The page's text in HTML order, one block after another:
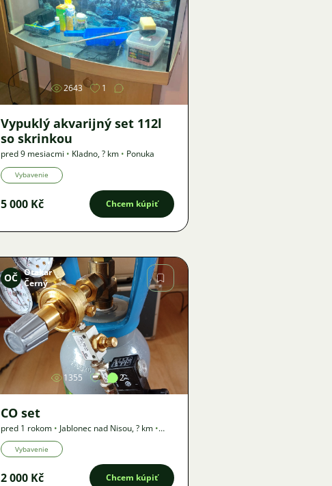
Obrázok
2643 1
Vypuklý akvarijný set 112l
so skrinkou
pred 9 mesiacmi • Kladno,? km • Ponuka
Vybavenie
5 000 Kč Chcem kúpiť
Obrázok
OČ Otakar
Černý
1355 2
CO set
pred 1 rokom • Jablonec nad Nisou,? km •
Ponuka
Vybavenie
2 000 Kč Chcem kúpiť